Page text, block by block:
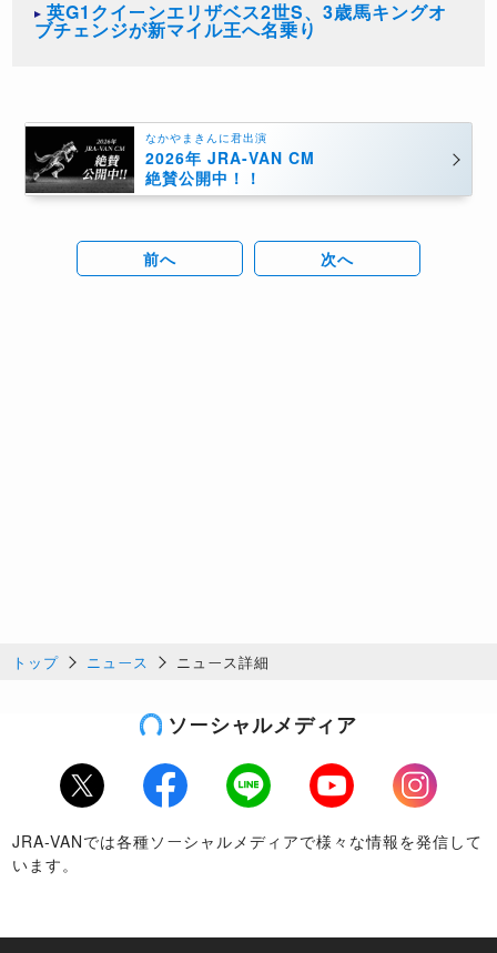
英G1クイーンエリザベス2世S、3歳馬キングオ
ブチェンジが新マイル王へ名乗り
なかやまきんに君出演
2026年 JRA-VAN CM
絶賛公開中！！
前へ 次へ
トップ ニュース ニュース詳細
ソーシャルメディア
Twitter Facebook LINE Youtube
Instagram
JRA-VANでは各種ソーシャルメディアで様々な情報を発信して
います。